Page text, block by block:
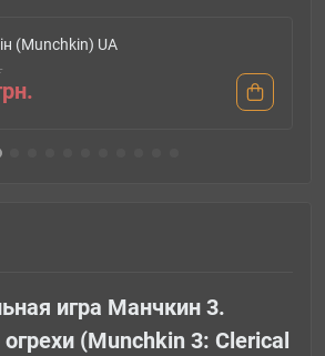
(Munchkin) UA
игра Манчкин 3.
(Munchkin 3: Clerical